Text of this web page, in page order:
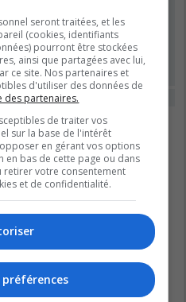
cette session
seront traitées, et les
(cookies, identifiants
pourront être stockées
ainsi que partagées avec lui,
ce site. Nos partenaires et
d'utiliser des données de
des partenaires.
de traiter vos
sur la base de l'intérêt
en gérant vos options
en bas de cette page ou dans
retirer votre consentement
et de confidentialité.
préférences